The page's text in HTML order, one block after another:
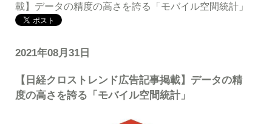
載】データの精度の高さを誇る「モバイル空間統計」
2021年08月31日
【日経クロストレンド広告記事掲載】データの精
度の高さを誇る「モバイル空間統計」